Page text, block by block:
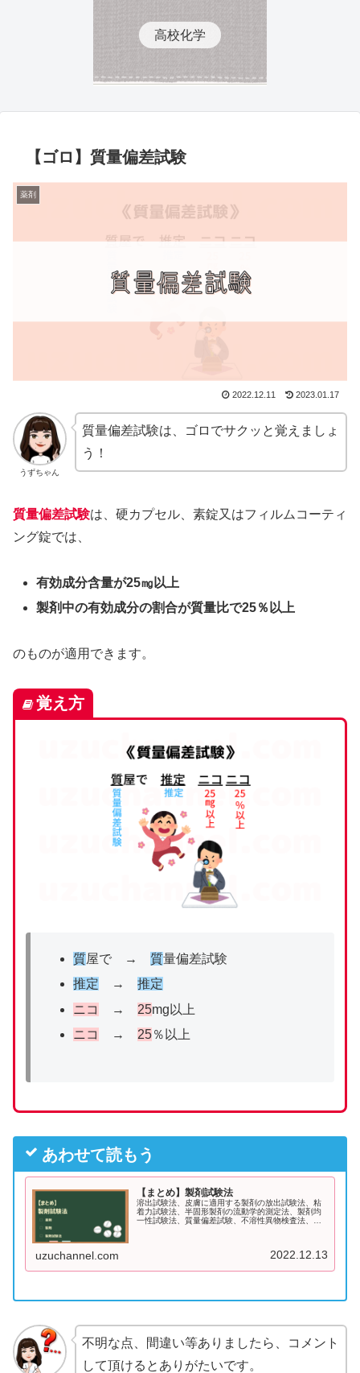
高校化学
【ゴロ】質量偏差試験
薬剤
2022.12.11 2023.01.17
うずちゃん
質量偏差試験は、ゴロでサクッと覚えましょ
う！
質量偏差試験は、硬カプセル、素錠又はフィルムコーティ
ング錠では、
有効成分含量が25㎎以上
製剤中の有効成分の割合が質量比で25％以上
のものが適用できます。
覚え方
質屋で → 質量偏差試験
推定 → 推定
ニコ
→ 25mg以上
ニコ
→ 25％以上
あわせて読もう
【まとめ】製剤試験法
溶出試験法、皮膚に適用する製剤の放出試験法、粘
着力試験法、半固形製剤の流動学的測定法、製剤均
一性試験法、質量偏差試験、不溶性異物検査法、不
uzuchannel.com 2022.12.13
不明な点、間違い等ありましたら、コメント
して頂けるとありがたいです。